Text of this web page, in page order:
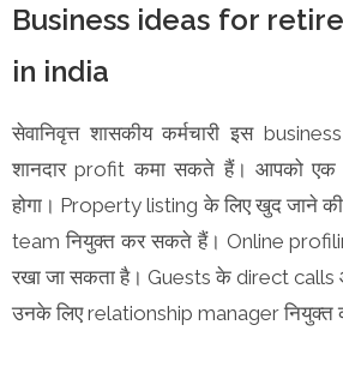
Business ideas for
in india
सेवानिवृत्त शासकीय कर्मचारी इस
शानदार profit कमा सकते हैं। आपको एक
होगा। Property listing के लिए खुद जाने
team नियुक्त कर सकते हैं। Online
रखा जा सकता है। Guests के direct
उनके लिए relationship manager